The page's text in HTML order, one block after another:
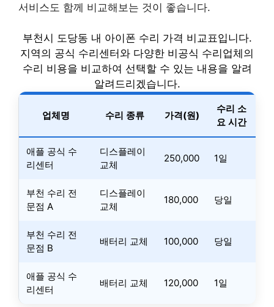
서비스도 함께 비교해보는 것이 좋습니다.
부천시 도당동 내 아이폰 수리 가격 비교표입니다.
지역의 공식 수리센터와 다양한 비공식 수리업체의
수리 비용을 비교하여 선택할 수 있는 내용을 알려
알려드리겠습니다.
업체명 수리 종류 가격(원)
수리 소
요 시간
애플 공식 수
리센터
디스플레이
교체
250,000 1일
부천 수리 전
문점 A
디스플레이
교체
180,000 당일
부천 수리 전
문점 B
배터리 교체 100,000 당일
애플 공식 수
리센터
배터리 교체 120,000 1일